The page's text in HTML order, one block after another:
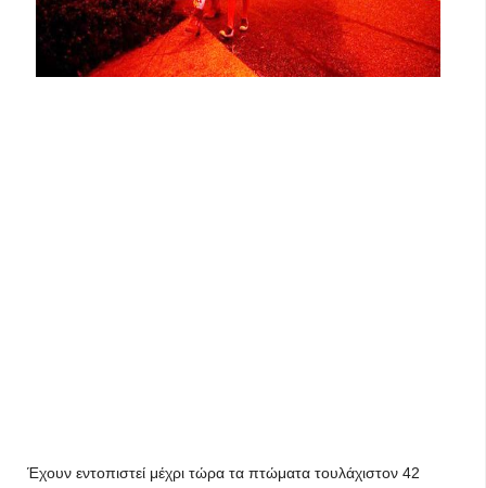
Έχουν εντοπιστεί μέχρι τώρα τα πτώματα τουλάχιστον 42